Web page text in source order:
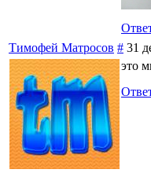
Тимофей Матросов # 31
это